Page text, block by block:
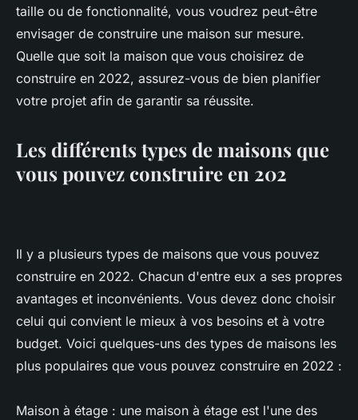
taille ou de fonctionnalité, vous voudrez peut-être
envisager de construire une maison sur mesure.
Quelle que soit la maison que vous choisirez de
construire en 2022, assurez-vous de bien planifier
votre projet afin de garantir sa réussite.
Les différents types de maisons que
vous pouvez construire en 202
Il y a plusieurs types de maisons que vous pouvez
construire en 2022. Chacun d'entre eux a ses propres
avantages et inconvénients. Vous devez donc choisir
celui qui convient le mieux à vos besoins et à votre
budget. Voici quelques-uns des types de maisons les
plus populaires que vous pouvez construire en 2022 :
Maison à étage : une maison à étage est l'une des